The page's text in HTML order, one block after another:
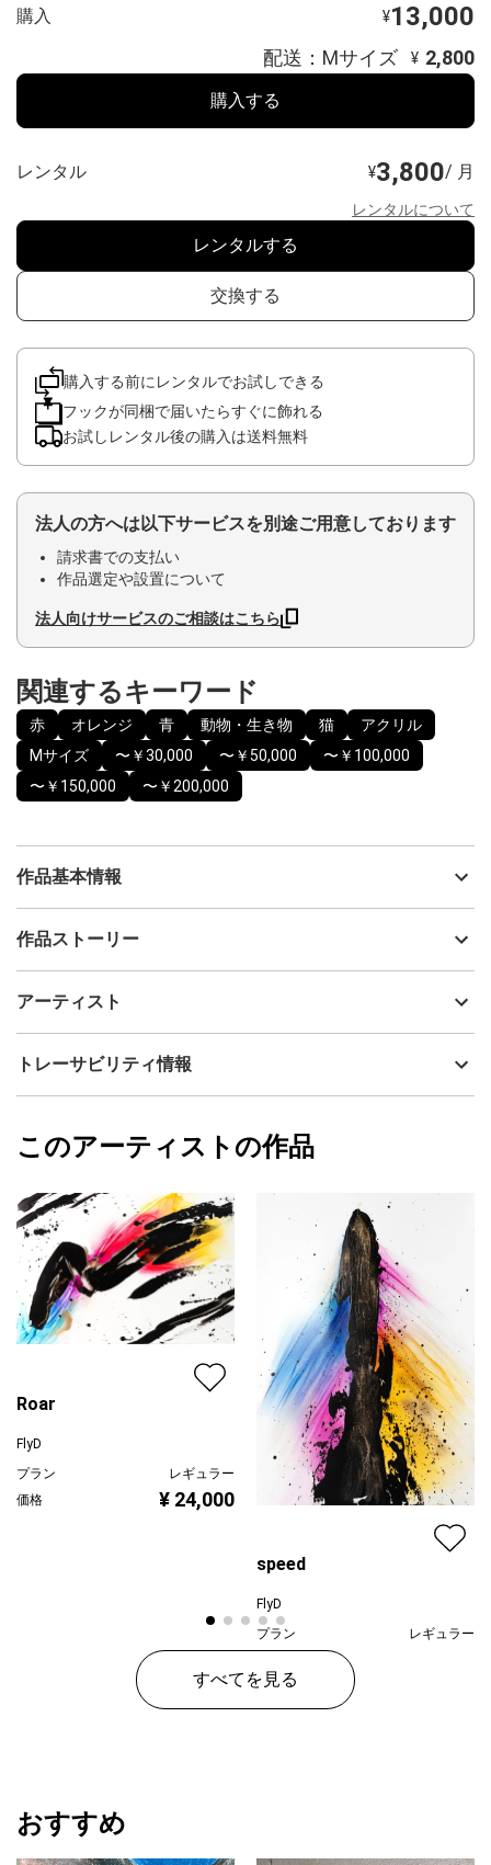
購入 ¥13,000
配送：Mサイズ ¥ 2,800
購入する
レンタル ¥3,800/ 月
レンタルについて
レンタルする
交換する
購入する前にレンタルでお試しできる
フックが同梱で届いたらすぐに飾れる
お試しレンタル後の購入は送料無料
法人の方へは以下サービスを別途ご用意しております
請求書での支払い
作品選定や設置について
法人向けサービスのご相談はこちら
関連するキーワード
赤 オレンジ 青 動物・生き物 猫
アクリル
Mサイズ
〜￥30,000 〜￥50,000
〜￥100,000
〜￥150,000
〜￥200,000
作品基本情報
出品者
制作年
技法
アクリル
カラー
赤
ジャンル
動物・生き物
配送目安
二週間以内
作品ストーリー
となりの銀河までショッピングです
いつもの三裂星雲がみえる岩の上で待ち合わせて
おててつないでスキップしながらレッツゴー！
アーティスト
FlyD
フォローする
トレーサビリティ情報
FlyD
このアーティストの作品
Roar
FlyD
プラン
レギュラー
価格
¥ 24,000
speed
FlyD
プラン
レギュラー
すべてを見る
おすすめ